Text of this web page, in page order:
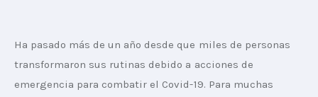
Ha pasado más de un año desde que miles de personas
transformaron sus rutinas debido a acciones de
emergencia para combatir el Covid-19. Para muchas